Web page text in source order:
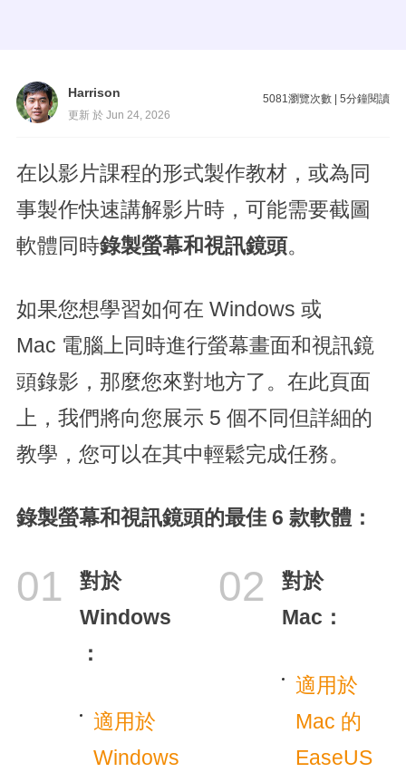
Harrison
更新 於 Jun 24, 2026
5081瀏覽次數 |5分鐘閱讀
在以影片課程的形式製作教材，或為同
事製作快速講解影片時，可能需要截圖
軟體同時錄製螢幕和視訊鏡頭。
如果您想學習如何在 Windows 或
Mac 電腦上同時進行螢幕畫面和視訊鏡
頭錄影，那麼您來對地方了。在此頁面
上，我們將向您展示 5 個不同但詳細的
教學，您可以在其中輕鬆完成任務。
錄製螢幕和視訊鏡頭的最佳 6 款軟體：
01
對於
Windows
：
適用於
Windows
02
對於
Mac：
適用於
Mac 的
EaseUS